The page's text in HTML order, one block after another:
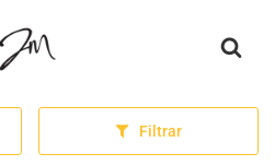
Página inicial
Filtrar